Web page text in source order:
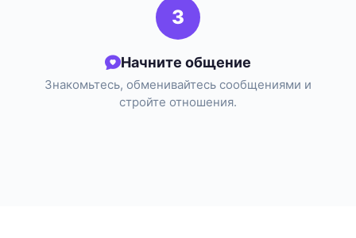
3
Начните общение
Знакомьтесь, обменивайтесь сообщениями и
стройте отношения.